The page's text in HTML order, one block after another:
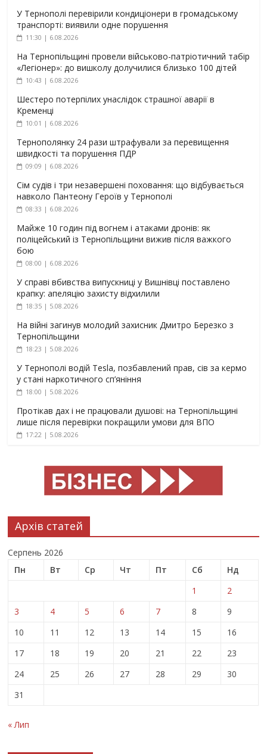
У Тернополі перевірили кондиціонери в громадському
транспорті: виявили одне порушення
11:30 | 6.08.2026
На Тернопільщині провели військово-патріотичний табір
«Легіонер»: до вишколу долучилися близько 100 дітей
10:43 | 6.08.2026
Шестеро потерпілих унаслідок страшної аварії в
Кременці
10:01 | 6.08.2026
Тернополянку 24 рази штрафували за перевищення
швидкості та порушення ПДР
09:09 | 6.08.2026
Сім судів і три незавершені поховання: що відбувається
навколо Пантеону Героїв у Тернополі
08:33 | 6.08.2026
Майже 10 годин під вогнем і атаками дронів: як
поліцейський із Тернопільщини вижив після важкого
бою
08:00 | 6.08.2026
У справі вбивства випускниці у Вишнівці поставлено
крапку: апеляцію захисту відхилили
18:35 | 5.08.2026
На війні загинув молодий захисник Дмитро Березко з
Тернопільщини
18:23 | 5.08.2026
У Тернополі водій Tesla, позбавлений прав, сів за кермо
у стані наркотичного сп’яніння
18:00 | 5.08.2026
Протікав дах і не працювали душові: на Тернопільщині
лише після перевірки покращили умови для ВПО
17:22 | 5.08.2026
Архів статей
Серпень 2026
Пн
Вт Ср Чт Пт Сб
Нд
1
2
3
4 5 6 7 8
9
10
11 12 13 14 15
16
17
18 19 20 21 22
23
24
25 26 27 28 29
30
31
« Лип